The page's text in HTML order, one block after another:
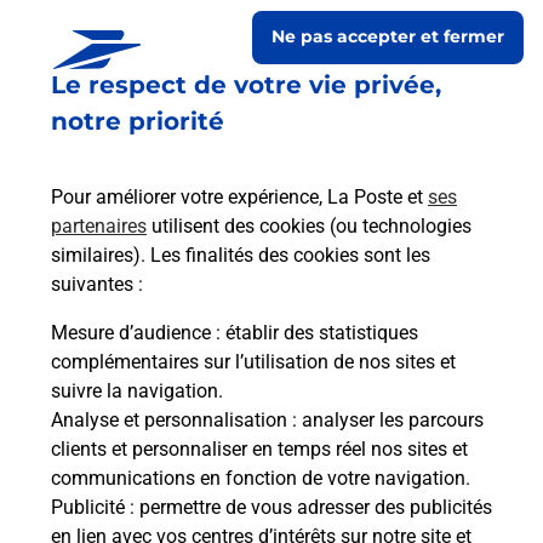
Le respect de votre vie privée,
notre priorité
Pour améliorer votre expérience, La Poste et ses
partenaires utilisent des cookies (ou technologies
similaires). Les finalités des cookies sont les
suivantes :
Mesure d’audience : établir des statistiques
complémentaires sur l’utilisation de nos sites et
suivre la navigation.
Analyse et personnalisation : analyser les parcours
clients et personnaliser en temps réel nos sites et
communications en fonction de votre navigation.
Publicité : permettre de vous adresser des publicités
en lien avec vos centres d’intérêts sur notre site et
Ne pas accepter et fermer
Collecte du courrier aujourd'hui à 09h00
13 Place De La Convivialite
24440 Montferrand Du Perigord
Itinéraire
Le lien s'ouvre dans un nouvel onglet